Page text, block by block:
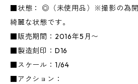
■状態： ◎（未使用品）※撮影の為開
綺麗な状態です。
■販売期間：2016年5月〜
■製造刻印：D16
■スケール：1/64
■アクション：